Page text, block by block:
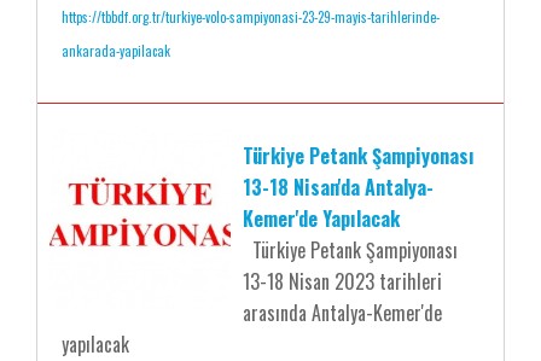
https://tbbdf.org.tr/turkiye-volo-sampiyonasi-23-29-mayis-tarihlerinde-
ankarada-yapilacak
Türkiye Petank Şampiyonası
13-18 Nisan'da Antalya-
Kemer'de Yapılacak
Türkiye Petank Şampiyonası
13-18 Nisan 2023 tarihleri
arasında Antalya-Kemer'de
yapılacak